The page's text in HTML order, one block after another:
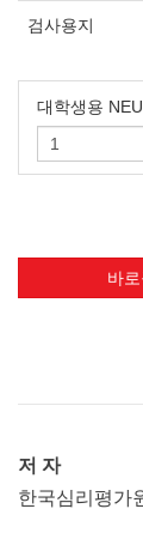
검사용지
대학생용
저 자
한국심리평가